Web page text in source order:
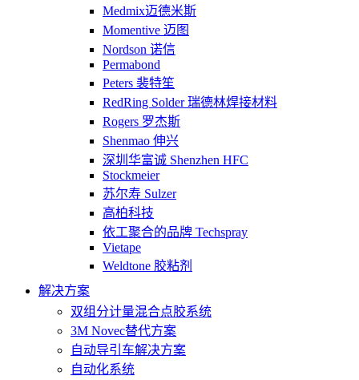
Medmix迈德米斯
Momentive 迈图
Nordson 诺信
Permabond
Peters 裴特笙
RedRing Solder 瑞德林焊接材料
Rogers 罗杰斯
Shenmao 伸兴
深圳华富诚 Shenzhen HFC
Stockmeier
苏尔寿 Sulzer
高柏科技
依工聚合的品牌 Techspray
Vietape
Weldtone 胶粘剂
解决方案
双组分计量混合点胶系统
3M Novec替代方案
自动导引车解决方案
自动化系统